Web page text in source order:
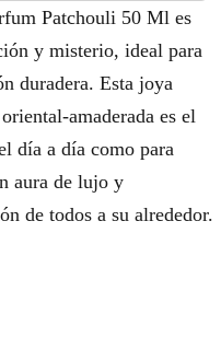
Patchouli 50 Ml es
y misterio, ideal para
duradera. Esta joya
amaderada es el
día a día como para
aura de lujo y
de todos a su alrededor.